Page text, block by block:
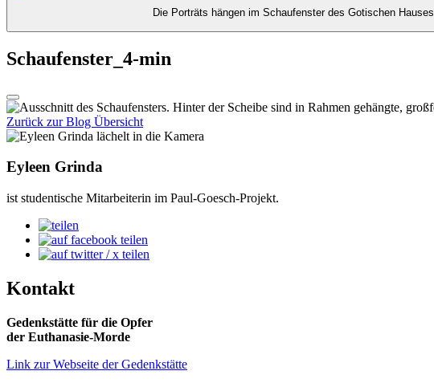
Die Porträts hängen im Schaufenster des Gotischen Hauses
Schaufenster_4-min
Zurück zur Blog Übersicht
Eyleen Grinda
ist studentische Mitarbeiterin im Paul-Goesch-Projekt.
Kontakt
Gedenkstätte für die Opfer
der Euthanasie-Morde
Link zur Webseite der Gedenkstätte